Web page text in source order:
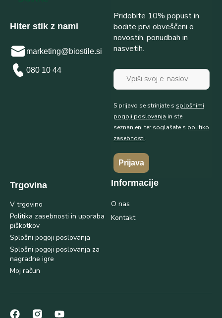
Hiter stik z nami
marketing@biostile.si
080 10 44
Pridobite 10% popust in
bodite prvi obveščeni o
novostih, ponudbah in
nasvetih.
S prijavo se strinjate s splošnimi
pogoji poslovanja in ste
seznanjeni ter soglašate s politiko
zasebnosti.
Prijava
Trgovina
V trgovino
Politika zasebnosti in uporaba
piškotkov
Splošni pogoji poslovanja
Splošni pogoji poslovanja za
nagradne igre
Moj račun
Informacije
O nas
Kontakt